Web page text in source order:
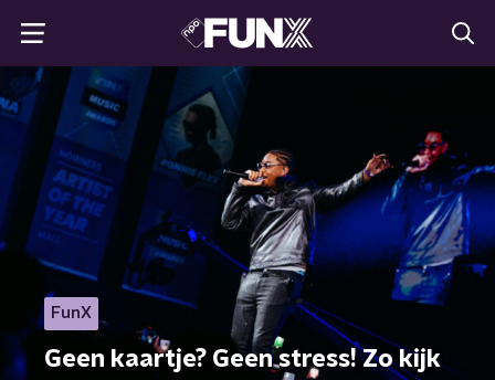
FunX
Geen kaartje? Geen stress! Zo kijk